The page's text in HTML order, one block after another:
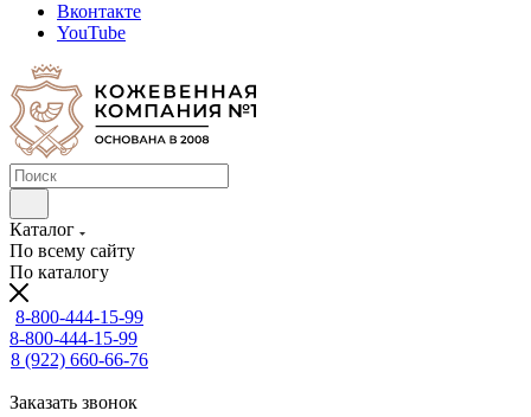
Вконтакте
YouTube
Каталог
По всему сайту
По каталогу
8-800-444-15-99
8-800-444-15-99
8 (922) 660-66-76
Заказать звонок